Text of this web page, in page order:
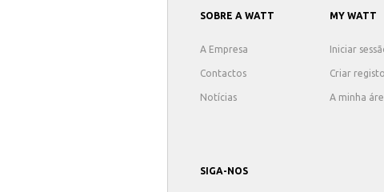
SOBRE A WATT
A Empresa
Contactos
Notícias
MY WATT
Iniciar
Criar registo
A minha
SIGA-NOS